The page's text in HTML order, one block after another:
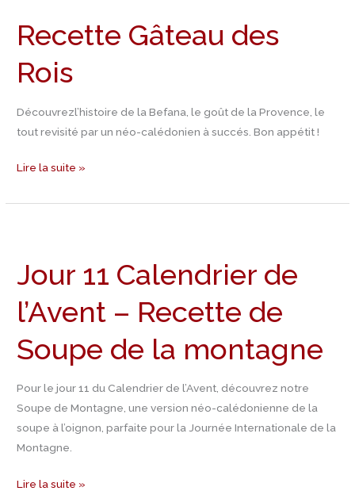
Recette Gâteau des
Rois
Découvrezl’histoire de la Befana, le goût de la Provence, le
tout revisité par un néo-calédonien à succés. Bon appétit !
Lire la suite »
Jour 11 Calendrier de
l’Avent – Recette de
Soupe de la montagne
Pour le jour 11 du Calendrier de l’Avent, découvrez notre
Soupe de Montagne, une version néo-calédonienne de la
soupe à l’oignon, parfaite pour la Journée Internationale de la
Montagne.
Calendrier
de
l’Avent
Recette
Soupe
de
la
montagne
Lire la suite »